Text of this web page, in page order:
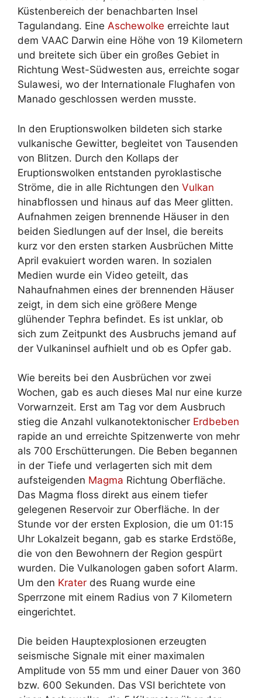
Küstenbereich der benachbarten Insel
Tagulandang. Eine Aschewolke erreichte laut
dem VAAC Darwin eine Höhe von 19 Kilometern
und breitete sich über ein großes Gebiet in
Richtung West-Südwesten aus, erreichte sogar
Sulawesi, wo der Internationale Flughafen von
Manado geschlossen werden musste.
In den Eruptionswolken bildeten sich starke
vulkanische Gewitter, begleitet von Tausenden
von Blitzen. Durch den Kollaps der
Eruptionswolken entstanden pyroklastische
Ströme, die in alle Richtungen den Vulkan
hinabflossen und hinaus auf das Meer glitten.
Aufnahmen zeigen brennende Häuser in den
beiden Siedlungen auf der Insel, die bereits
kurz vor den ersten starken Ausbrüchen Mitte
April evakuiert worden waren. In sozialen
Medien wurde ein Video geteilt, das
Nahaufnahmen eines der brennenden Häuser
zeigt, in dem sich eine größere Menge
glühender Tephra befindet. Es ist unklar, ob
sich zum Zeitpunkt des Ausbruchs jemand auf
der Vulkaninsel aufhielt und ob es Opfer gab.
Wie bereits bei den Ausbrüchen vor zwei
Wochen, gab es auch dieses Mal nur eine kurze
Vorwarnzeit. Erst am Tag vor dem Ausbruch
stieg die Anzahl vulkanotektonischer Erdbeben
rapide an und erreichte Spitzenwerte von mehr
als 700 Erschütterungen. Die Beben begannen
in der Tiefe und verlagerten sich mit dem
aufsteigenden Magma Richtung Oberfläche.
Das Magma floss direkt aus einem tiefer
gelegenen Reservoir zur Oberfläche. In der
Stunde vor der ersten Explosion, die um 01:15
Uhr Lokalzeit begann, gab es starke Erdstöße,
die von den Bewohnern der Region gespürt
wurden. Die Vulkanologen gaben sofort Alarm.
Um den Krater des Ruang wurde eine
Sperrzone mit einem Radius von 7 Kilometern
eingerichtet.
Die beiden Hauptexplosionen erzeugten
seismische Signale mit einer maximalen
Amplitude von 55 mm und einer Dauer von 360
bzw. 600 Sekunden. Das VSI berichtete von